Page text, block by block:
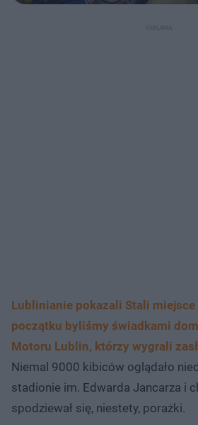
Lublinianie pokazali Stali miejsce
początku byliśmy świadkami
Motoru Lublin, którzy wygrali
Niemal 9000 kibiców oglądało
stadionie im. Edwarda Jancarza i
spodziewał się, niestety, porażki.